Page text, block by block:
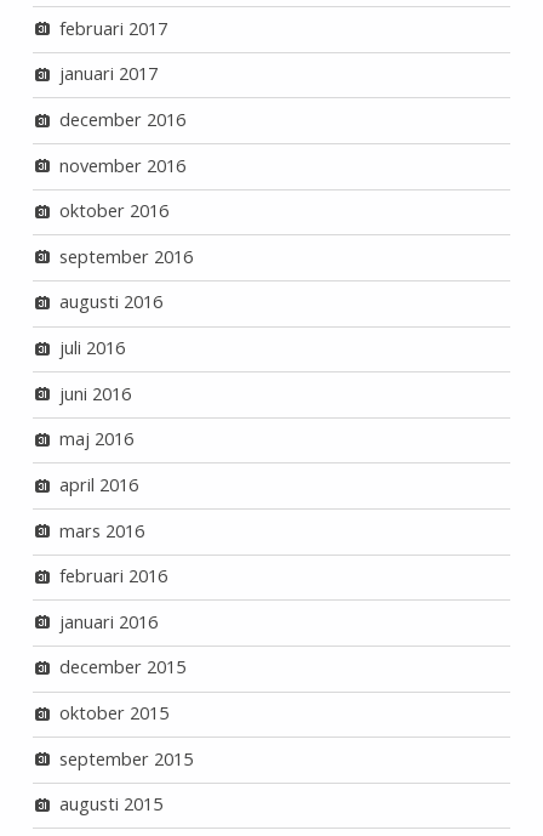
februari 2017
januari 2017
december 2016
november 2016
oktober 2016
september 2016
augusti 2016
juli 2016
juni 2016
maj 2016
april 2016
mars 2016
februari 2016
januari 2016
december 2015
oktober 2015
september 2015
augusti 2015